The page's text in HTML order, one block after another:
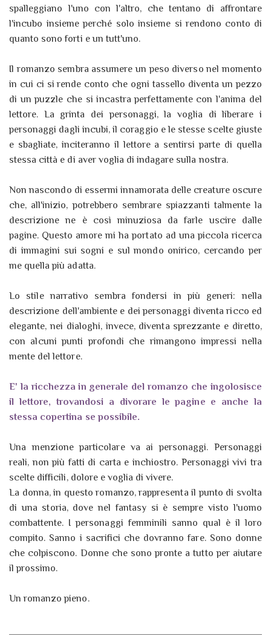
spalleggiano l'uno con l'altro, che tentano di affrontare
l'incubo insieme perché solo insieme si rendono conto di
quanto sono forti e un tutt'uno.
Il romanzo sembra assumere un peso diverso nel momento
in cui ci si rende conto che ogni tassello diventa un pezzo
di un puzzle che si incastra perfettamente con l'anima del
lettore. La grinta dei personaggi, la voglia di liberare i
personaggi dagli incubi, il coraggio e le stesse scelte giuste
e sbagliate, inciteranno il lettore a sentirsi parte di quella
stessa città e di aver voglia di indagare sulla nostra.
Non nascondo di essermi innamorata delle creature oscure
che, all'inizio, potrebbero sembrare spiazzanti talmente la
descrizione ne è così minuziosa da farle uscire dalle
pagine. Questo amore mi ha portato ad una piccola ricerca
di immagini sui sogni e sul mondo onirico, cercando per
me quella più adatta.
Lo stile narrativo sembra fondersi in più generi: nella
descrizione dell'ambiente e dei personaggi diventa ricco ed
elegante, nei dialoghi, invece, diventa sprezzante e diretto,
con alcuni punti profondi che rimangono impressi nella
mente del lettore.
E' la ricchezza in generale del romanzo che ingolosisce
il lettore, trovandosi a divorare le pagine e anche la
stessa copertina se possibile.
Una menzione particolare va ai personaggi. Personaggi
reali, non più fatti di carta e inchiostro. Personaggi vivi tra
scelte difficili, dolore e voglia di vivere.
La donna, in questo romanzo, rappresenta il punto di svolta
di una storia, dove nel fantasy si è sempre visto l'uomo
combattente. I personaggi femminili sanno qual è il loro
compito. Sanno i sacrifici che dovranno fare. Sono donne
che colpiscono. Donne che sono pronte a tutto per aiutare
il prossimo.
Un romanzo pieno.